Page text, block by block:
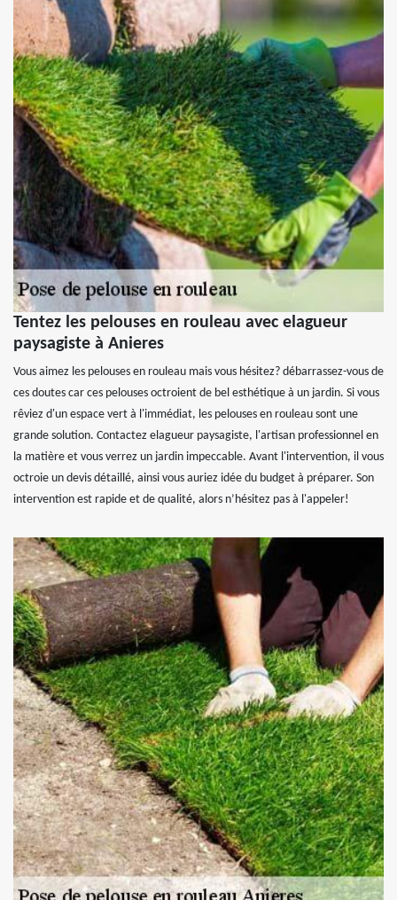
Tentez les pelouses en rouleau avec elagueur
paysagiste à Anieres
Vous aimez les pelouses en rouleau mais vous hésitez? débarrassez-vous de
ces doutes car ces pelouses octroient de bel esthétique à un jardin. Si vous
rêviez d'un espace vert à l'immédiat, les pelouses en rouleau sont une
grande solution. Contactez elagueur paysagiste, l'artisan professionnel en
la matière et vous verrez un jardin impeccable. Avant l'intervention, il vous
octroie un devis détaillé, ainsi vous auriez idée du budget à préparer. Son
intervention est rapide et de qualité, alors n’hésitez pas à l'appeler!